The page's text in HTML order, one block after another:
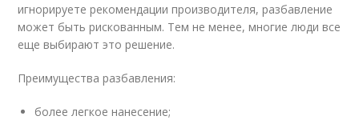
игнорируете рекомендации производителя, разбавление
может быть рискованным. Тем не менее, многие люди все
еще выбирают это решение.
Преимущества разбавления:
более легкое нанесение;